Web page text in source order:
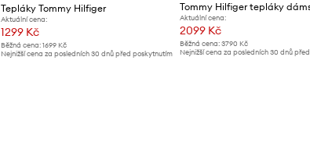
Tepláky Tommy Hilfiger
Aktuální cena:
1299 Kč
Běžná cena: 1699 Kč
Nejnižší cena za posledních 30 dnů před poskytnutím
Aktuální cena:
2099 Kč
Běžná cena: 3790 Kč
Nejnižší cena za posledních 30 dnů